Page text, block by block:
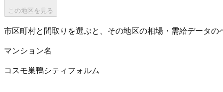
この地区を見る
市区町村と間取りを選ぶと、その地区の相場・需給データの
マンション名
コスモ巣鴨シティフォルム